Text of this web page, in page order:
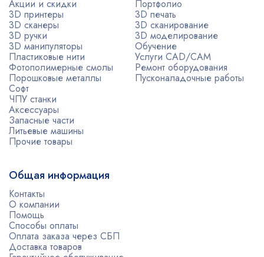
Акции и скидки
3D принтеры
3D сканеры
3D ручки
3D манипуляторы
Пластиковые нити
Фотополимерные смолы
Порошковые металлы
Софт
ЧПУ станки
Аксессуары
Запасные части
Литьевые машины
Прочие товары
Портфолио
3D печать
3D сканирование
3D моделирование
Обучение
Услуги CAD/CAM
Ремонт оборудования
Пусконаладочные работы
Общая информация
Контакты
О компании
Помощь
Способы оплаты
Оплата заказа через СБП
Доставка товаров